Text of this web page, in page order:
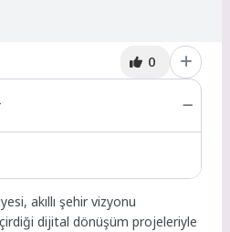
0
akıllı şehir vizyonu
dijital dönüşüm projeleriyle